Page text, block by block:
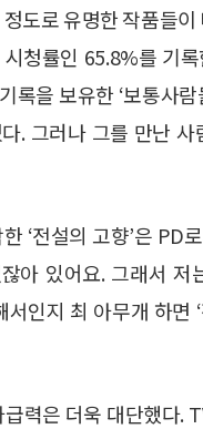
도로 유명한 작품들
청률인 65.8%를 기
록을 보유한 ‘보통사
. 그러나 그를 만난 사
‘전설의 고향’은 PD
아 있어요. 그래서 저
인지 최 아무개 하면
력은 더욱 대단했다.